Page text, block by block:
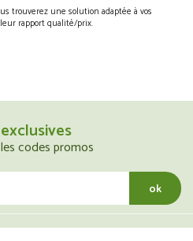
trouverez une solution adaptée à vos
rapport qualité/prix.
codes promos